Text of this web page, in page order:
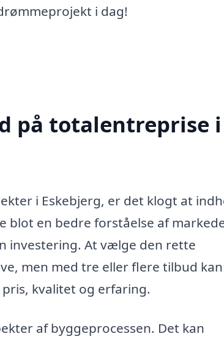
i dag!
på totalentreprise i
i Eskebjerg, er det klogt at
en bedre forståelse af
investering. At vælge den rette
men med tre eller flere tilbud
kvalitet og erfaring.
af byggeprocessen. Det kan